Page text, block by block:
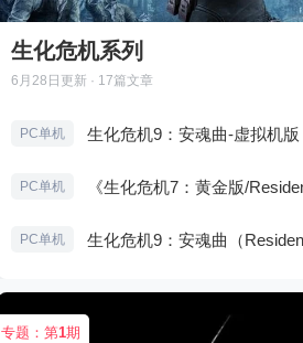
生化危机系列
6月28日 更新 · 17篇文章
PC单机
PC单机
PC单机
专题：第1期